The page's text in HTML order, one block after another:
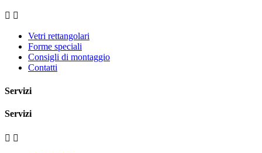
 
Vetri rettangolari
Forme speciali
Consigli di montaggio
Contatti
Servizi
Servizi
 